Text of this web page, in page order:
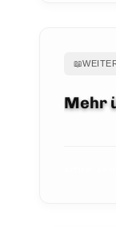
📖
Mehr